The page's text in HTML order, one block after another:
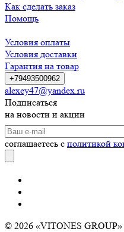
Как сделать заказ
Помощь
Условия оплаты
Условия доставки
Гарантия на товар
+79493500962
alexey47@yandex.ru
Подписаться
на новости и акции
соглашаетесь с политикой
© 2026 «VITONES GROUP»